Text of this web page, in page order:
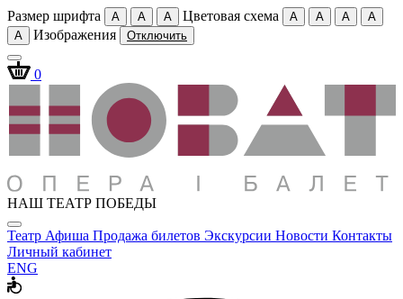
Размер шрифта A A A Цветовая схема A A A
A
A
Изображения Отключить
0
НАШ ТЕАТР ПОБЕДЫ
Театр Афиша Продажа билетов Экскурсии Новости Контакты
Личный кабинет
ENG